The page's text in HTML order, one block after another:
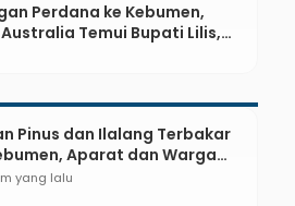
Perdana ke Kebumen,
Temui Bupati Lilis,
Dibahas
Pinus dan Ilalang Terbakar
Aparat dan Warga
Api Secara Manual
yang lalu